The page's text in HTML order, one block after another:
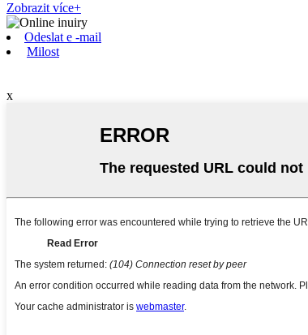
Zobrazit více+
Odeslat e -mail
Milost
x